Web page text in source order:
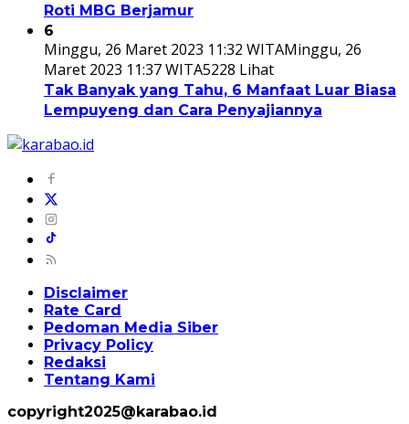
Roti MBG Berjamur
6
Minggu, 26 Maret 2023 11:32 WITAMinggu, 26
Maret 2023 11:37 WITA5228 Lihat
Tak Banyak yang Tahu, 6 Manfaat Luar Biasa
Lempuyeng dan Cara Penyajiannya
Disclaimer
Rate Card
Pedoman Media Siber
Privacy Policy
Redaksi
Tentang Kami
copyright2025@karabao.id